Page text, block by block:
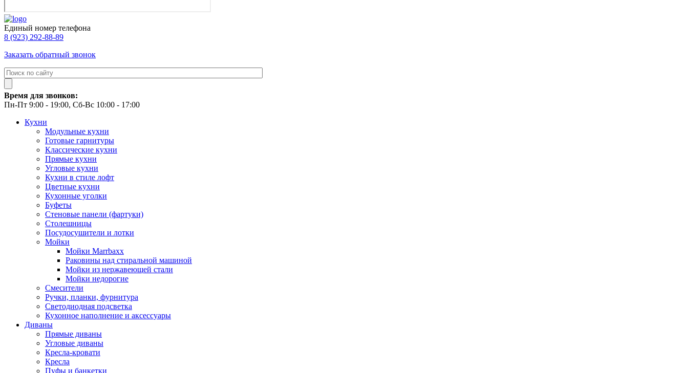
Единый номер телефона
8 (923) 292-88-89
Заказать обратный звонок
Время для звонков:
Пн-Пт 9:00 - 19:00, Сб-Вс 10:00 - 17:00
Кухни
Модульные кухни
Готовые гарнитуры
Классические кухни
Прямые кухни
Угловые кухни
Кухни в стиле лофт
Цветные кухни
Кухонные уголки
Буфеты
Стеновые панели (фартуки)
Столешницы
Посудосушители и лотки
Мойки
Мойки Marrbaxx
Раковины над стиральной машиной
Мойки из нержавеющей стали
Мойки недорогие
Смесители
Ручки, планки, фурнитура
Светодиодная подсветка
Кухонное наполнение и аксессуары
Диваны
Прямые диваны
Угловые диваны
Кресла-кровати
Кресла
Пуфы и банкетки